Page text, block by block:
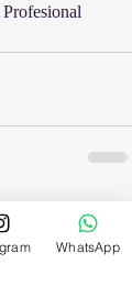
Ver todo
WhatsApp